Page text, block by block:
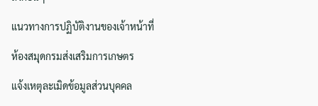
แนวทางการปฏิบัติงานของเจ้าหน้าที่
ห้องสมุดกรมส่งเสริมการเกษตร
แจ้งเหตุละเมิดข้อมูลส่วนบุคคล